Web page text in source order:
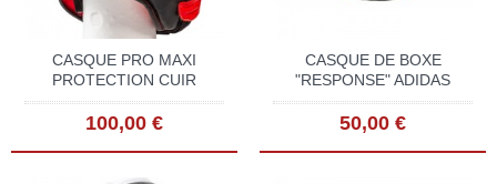
CASQUE PRO MAXI
PROTECTION CUIR
100,00 €
CASQUE DE BOXE
"RESPONSE" ADIDAS
50,00 €